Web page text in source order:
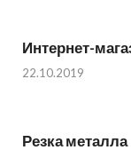
Интернет-
22.10.2019
Резка металла